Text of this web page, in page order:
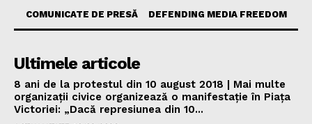
COMUNICATE DE PRESĂ DEFENDING MEDIA FREEDOM
Ultimele articole
8 ani de la protestul din 10 august 2018 | Mai multe
organizații civice organizează o manifestație în Piața
Victoriei: „Dacă represiunea din 10...